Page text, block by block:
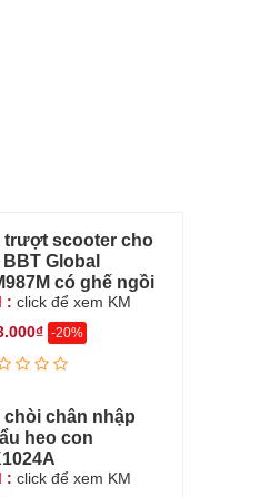
trượt scooter cho
BBT Global
có ghế ngồi
: click để xem KM
-20%
chòi chân nhập
heo con
: click để xem KM